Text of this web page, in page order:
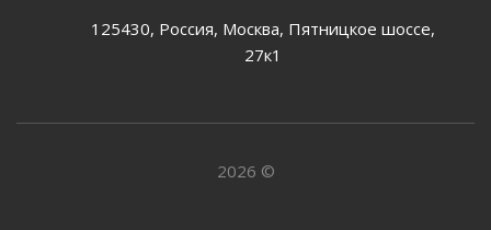
125430, Россия, Москва, Пятницкое шоссе,
27к1
2026 ©